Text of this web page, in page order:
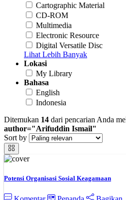
Cartographic Material
CD-ROM
Multimedia
Electronic Resource
Digital Versatile Disc
Lihat Lebih Banyak
Lokasi
My Library
Bahasa
English
Indonesia
Ditemukan 14 dari pencarian Anda
author="Arifuddin Ismail"
Sort by
Potensi Organisasi Sosial Keagamaan